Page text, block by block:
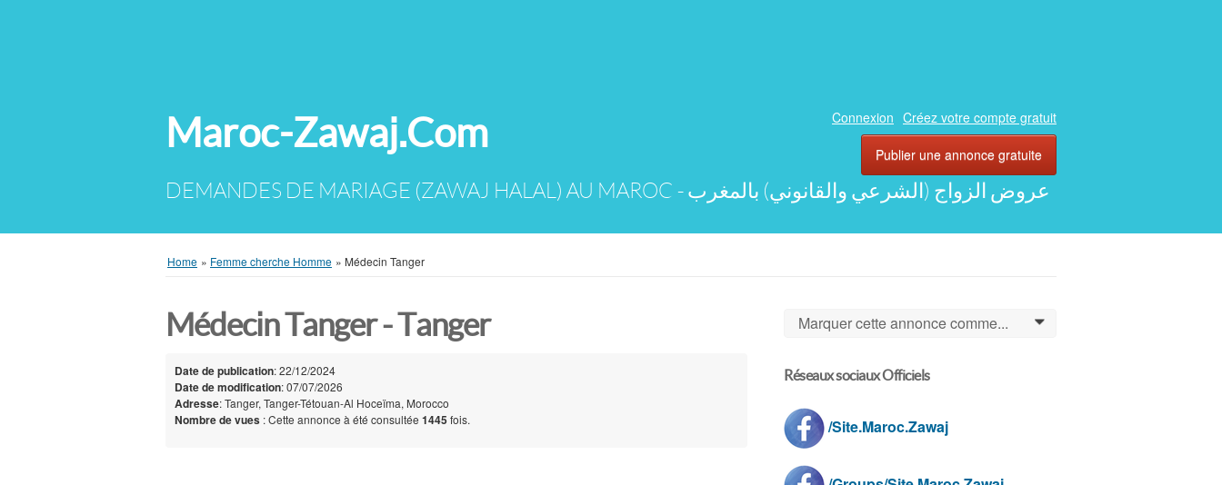
Maroc-Zawaj.Com
DEMANDES DE MARIAGE (ZAWAJ HALAL) AU MAROC - عروض الزواج (الشرعي والقانوني) بالمغرب
Connexion Créez votre compte gratuit
Publier une annonce gratuite
Home » Femme cherche Homme » Médecin Tanger
Médecin Tanger - Tanger‎
Date de publication: 22/12/2024
Date de modification: 07/07/2026
Adresse: Tanger‎, Tanger-Tétouan-Al Hoceïma, Morocco
Nombre de vues : Cette annonce à été consultée 1445 fois.
Marquer cette annonce comme... 0
Réseaux sociaux Officiels
/Site.Maroc.Zawaj